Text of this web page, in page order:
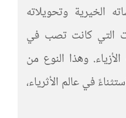
الخيرية وتحويلاته
التي كانت تصب في
وهذا النوع من
في عالم الأثرياء،